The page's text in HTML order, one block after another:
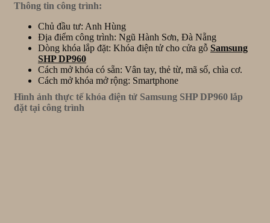
Thông tin công trình:
Chủ đầu tư: Anh Hùng
Địa điểm công trình: Ngũ Hành Sơn, Đà Nẵng
Dòng khóa lắp đặt: Khóa điện tử cho cửa gỗ Samsung
SHP DP960
Cách mở khóa có sẵn: Vân tay, thẻ từ, mã số, chìa cơ.
Cách mở khóa mở rộng: Smartphone
Hình ảnh thực tế khóa điện tử Samsung SHP DP960 lắp
đặt tại công trình